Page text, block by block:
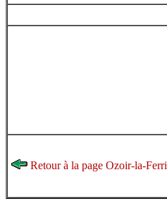
Retour à la page Ozoir-la-